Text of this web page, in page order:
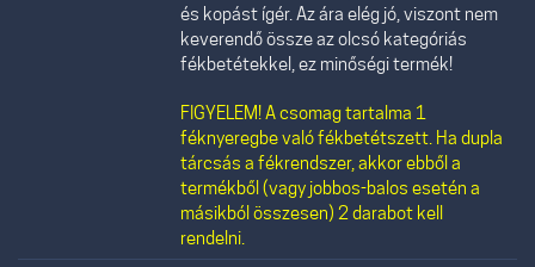
és kopást ígér. Az ára elég jó, viszont nem
keverendő össze az olcsó kategóriás
fékbetétekkel, ez minőségi termék!
FIGYELEM! A csomag tartalma 1
féknyeregbe való fékbetétszett. Ha dupla
tárcsás a fékrendszer, akkor ebből a
termékből (vagy jobbos-balos esetén a
másikból összesen) 2 darabot kell
rendelni.